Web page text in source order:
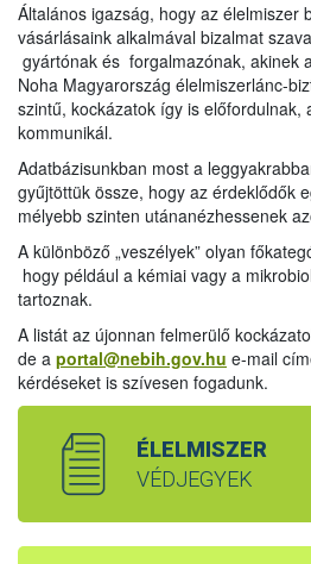
Általános igazság, hogy az élelmiszer
vásárlásaink alkalmával bizalmat
gyártónak és forgalmazónak, akinek
Noha Magyarország élelmiszerlánc-
szintű, kockázatok így is előfordulnak,
kommunikál.
Adatbázisunkban most a
gyűjtöttük össze, hogy az érdeklődők
mélyebb szinten utánanézhessenek
A különböző „veszélyek” olyan
hogy például a kémiai vagy a
tartoznak.
A listát az újonnan felmerülő
de a portal@nebih.gov.hu e-mail
kérdéseket is szívesen fogadunk.
ÉLELMISZER
VÉDJEGYEK